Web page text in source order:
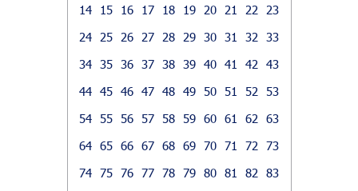
14
15 16 17 18 19 20 21 22
23
24
25 26 27 28 29 30 31 32
33
34 35 36 37 38 39 40 41 42
43
44 45 46 47 48 49 50 51 52
53
54 55 56 57 58 59 60 61 62
63
64 65 66 67 68 69 70 71 72
73
74 75 76 77 78 79 80 81 82
83